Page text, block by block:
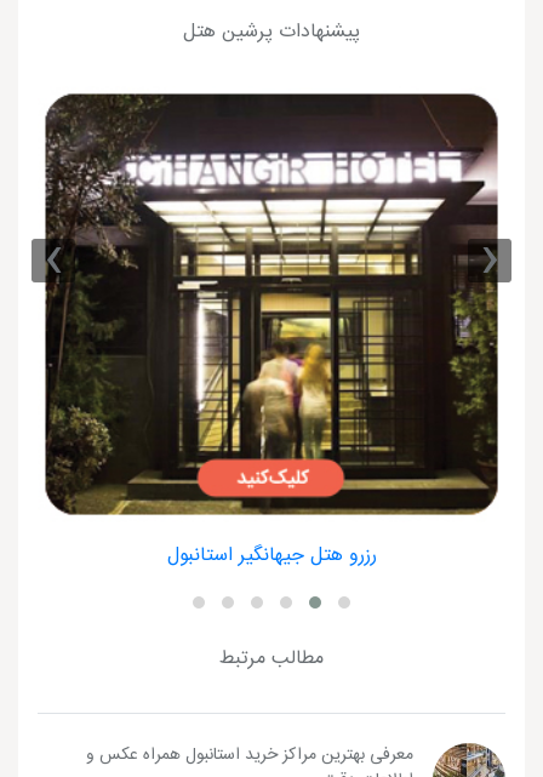
پیشنهادات پرشین هتل
رزرو هتل جیهانگیر استانبول
‹
›
مطالب مرتبط
معرفی بهترین مراکز خرید استانبول همراه عکس و